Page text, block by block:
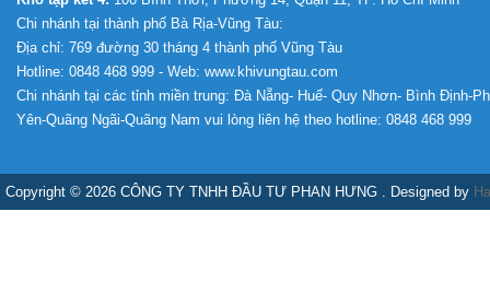
Chi nhánh tại thành phố Bà Rịa-Vũng Tàu:
Địa chỉ: 769 đường 30 tháng 4 thành phố Vũng Tàu
Hotline: 0848 468 999 - Web: www.khivungtau.com
Chi nhánh tại các tỉnh miền trung: Đà Nẵng- Huế- Quy Nhơn- Bình Định-
Yên-Quãng Ngãi-Quãng Nam vui lòng liên hệ theo hotline: 0848 468 999
Copyright © 2026 CÔNG TY TNHH ĐẦU TƯ PHAN HƯNG . Designed by